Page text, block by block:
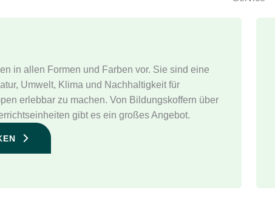
in allen Formen und Farben vor. Sie sind eine
Umwelt, Klima und Nachhaltigkeit für
erlebbar zu machen. Von Bildungskoffern über
gibt es ein großes Angebot.